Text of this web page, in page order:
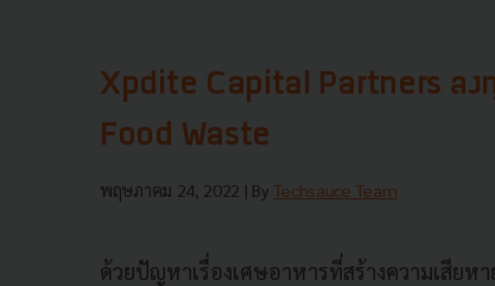
Xpdite Capital Partners ลง
Food Waste
พฤษภาคม 24, 2022 | By Techsauce Team
ด้วยปัญหาเรื่องเศษอาหารที่สร้างความเสียห